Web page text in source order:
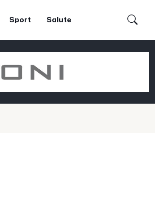
Sport Salute